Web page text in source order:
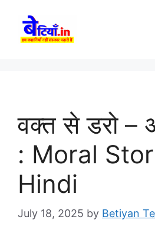
content
वक्त से डरो –
: Moral
Hindi
July 18, 2025 by Betiyan